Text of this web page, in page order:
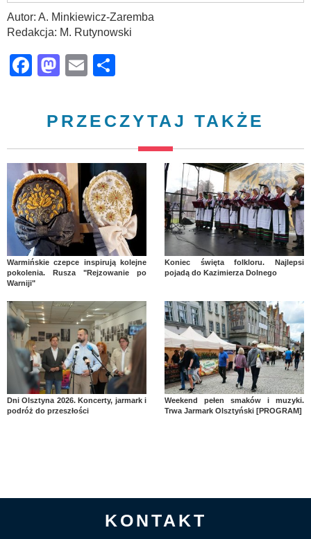
Autor: A. Minkiewicz-Zaremba
Redakcja: M. Rutynowski
Facebook
Mastodon
Email
PRZECZYTAJ TAKŻE
Warmińskie czepce inspirują kolejne
pokolenia. Rusza "Rejzowanie po
Warniji"
Koniec święta folkloru. Najlepsi
pojadą do Kazimierza Dolnego
Dni Olsztyna 2026. Koncerty, jarmark i
podróż do przeszłości
Weekend pełen smaków i muzyki.
Trwa Jarmark Olsztyński [PROGRAM]
KONTAKT